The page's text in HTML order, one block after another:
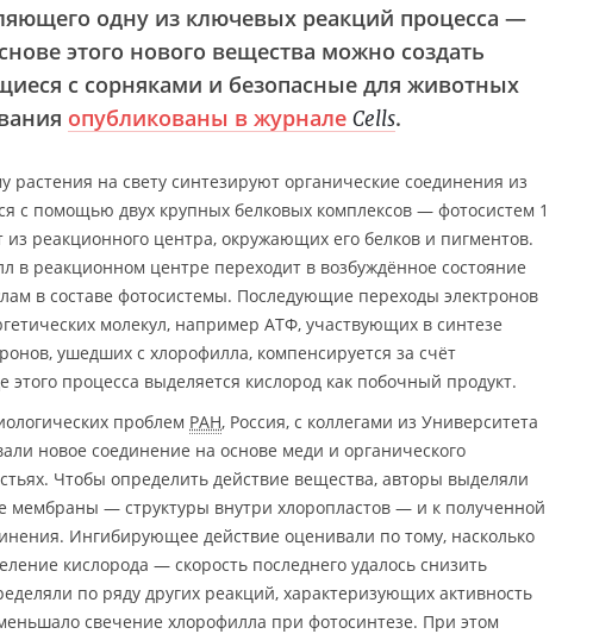
одну из ключевых реакций процесса —
этого нового вещества можно создать
с сорняками и безопасные для животных
опубликованы в журнале Cells.
растения на свету синтезируют органические соединения из
с помощью двух крупных белковых комплексов — фотосистем 1
реакционного центра, окружающих его белков и пигментов.
в реакционном центре переходит в возбуждённое состояние
в составе фотосистемы. Последующие переходы электронов
молекул, например АТФ, участвующих в синтезе
ушедших с хлорофилла, компенсируется за счёт
процесса выделяется кислород как побочный продукт.
проблем РАН, Россия, с коллегами из Университета
новое соединение на основе меди и органического
Чтобы определить действие вещества, авторы выделяли
мембраны — структуры внутри хлоропластов — и к полученной
Ингибирующее действие оценивали по тому, насколько
кислорода — скорость последнего удалось снизить
по ряду других реакций, характеризующих активность
свечение хлорофилла при фотосинтезе. При этом